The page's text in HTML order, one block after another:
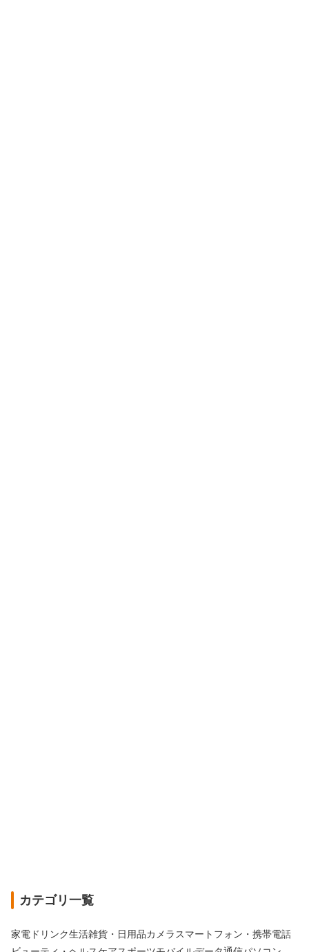
カテゴリ一覧
家電 ドリンク生活雑貨・日用品カメラ スマートフォン・携帯電話